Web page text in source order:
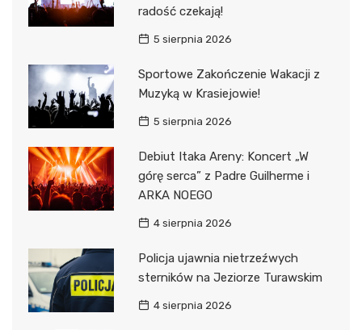
radość czekają!
5 sierpnia 2026
Sportowe Zakończenie Wakacji z
Muzyką w Krasiejowie!
5 sierpnia 2026
Debiut Itaka Areny: Koncert „W
górę serca” z Padre Guilherme i
ARKA NOEGO
4 sierpnia 2026
Policja ujawnia nietrzeźwych
sterników na Jeziorze Turawskim
4 sierpnia 2026